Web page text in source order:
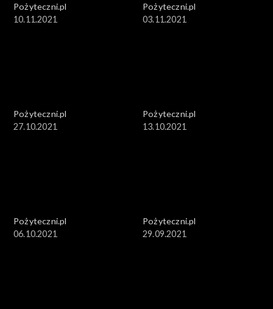
Pożyteczni.pl
10.11.2021
Pożyteczni.pl
03.11.2021
Pożyteczni.pl
27.10.2021
Pożyteczni.pl
13.10.2021
Pożyteczni.pl
06.10.2021
Pożyteczni.pl
29.09.2021